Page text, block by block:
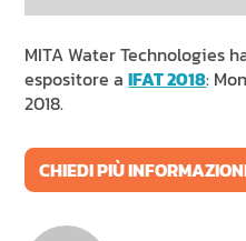
RISORSE
MITA Water Technologies
espositore aIFAT 2018:
2018.
CHIEDI PIÙ